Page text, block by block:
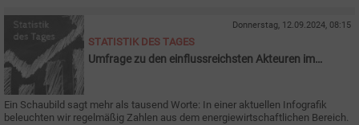
Donnerstag, 12.09.2024, 08:15
STATISTIK DES TAGES
Umfrage zu den einflussreichsten Akteuren im
Ein Schaubild sagt mehr als tausend Worte: In einer aktuellen Infografik
beleuchten wir regelmäßig Zahlen aus dem energiewirtschaftlichen Bereich.